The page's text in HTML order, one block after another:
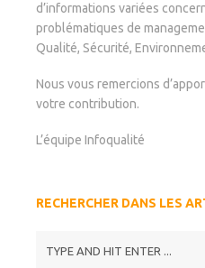
d’informations variées
problématiques de
Qualité, Sécurité,
Nous vous remercions
votre contribution.
L’équipe Infoqualité
RECHERCHER DANS LES